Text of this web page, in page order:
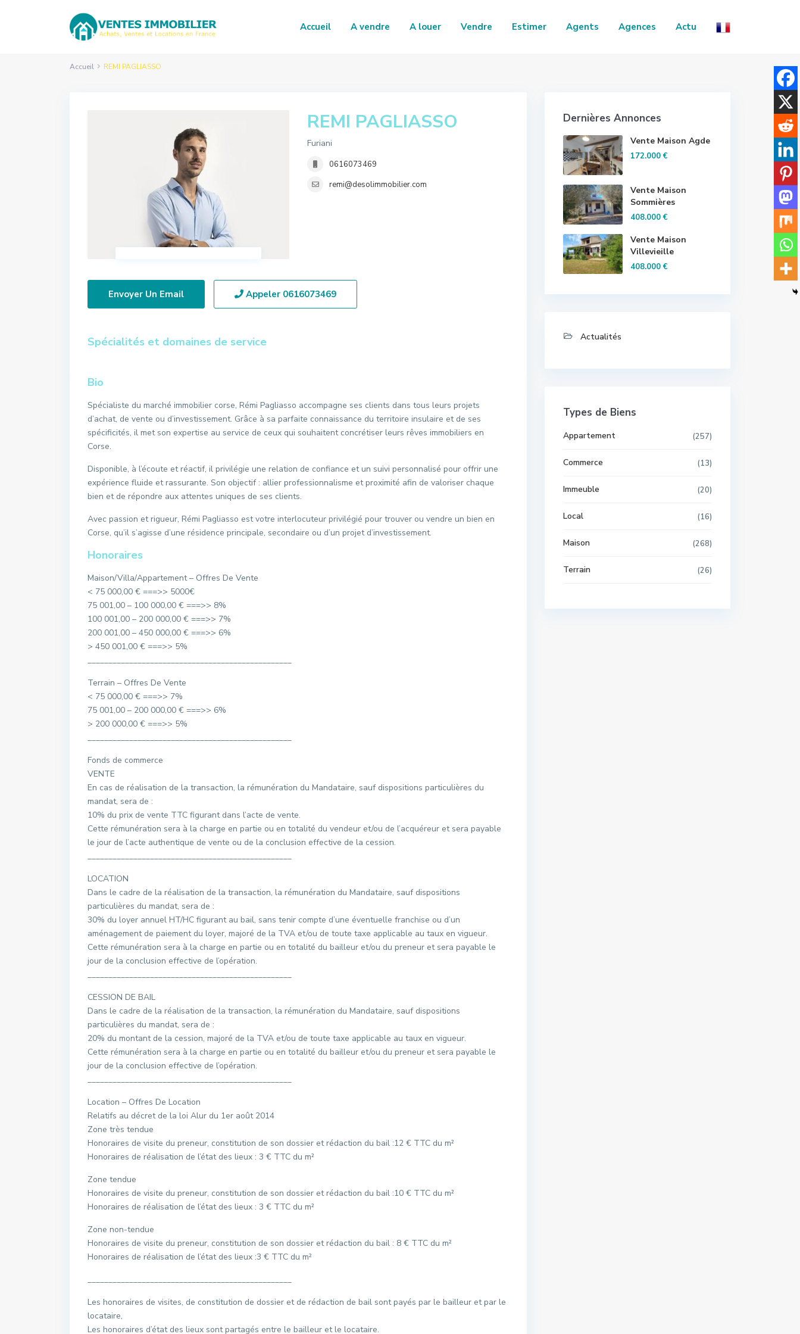
Accueil A vendre A louer Vendre Estimer Agents Agences Actu
Accueil REMI PAGLIASSO
REMI PAGLIASSO
Furiani
0616073469
remi@desolimmobilier.com
Envoyer Un Email Appeler 0616073469
Spécialités et domaines de service
Bio
Spécialiste du marché immobilier corse, Rémi Pagliasso accompagne ses clients dans tous leurs projets
d’achat, de vente ou d’investissement. Grâce à sa parfaite connaissance du territoire insulaire et de ses
spécificités, il met son expertise au service de ceux qui souhaitent concrétiser leurs rêves immobiliers en
Corse.
Disponible, à l’écoute et réactif, il privilégie une relation de confiance et un suivi personnalisé pour offrir une
expérience fluide et rassurante. Son objectif : allier professionnalisme et proximité afin de valoriser chaque
bien et de répondre aux attentes uniques de ses clients.
Avec passion et rigueur, Rémi Pagliasso est votre interlocuteur privilégié pour trouver ou vendre un bien en
Corse, qu’il s’agisse d’une résidence principale, secondaire ou d’un projet d’investissement.
Honoraires
Maison/Villa/Appartement – Offres De Vente
< 75 000,00 € ===>> 5000€
75 001,00 – 100 000,00 € ===>> 8%
100 001,00 – 200 000,00 € ===>> 7%
200 001,00 – 450 000,00 € ===>> 6%
> 450 001,00 € ===>> 5%
_________________________________________________
Terrain – Offres De Vente
< 75 000,00 € ===>> 7%
75 001,00 – 200 000,00 € ===>> 6%
> 200 000,00 € ===>> 5%
_________________________________________________
Fonds de commerce
VENTE
En cas de réalisation de la transaction, la rémunération du Mandataire, sauf dispositions particulières du
mandat, sera de :
10% du prix de vente TTC figurant dans l’acte de vente.
Cette rémunération sera à la charge en partie ou en totalité du vendeur et/ou de l’acquéreur et sera payable
le jour de l’acte authentique de vente ou de la conclusion effective de la cession.
_________________________________________________
LOCATION
Dans le cadre de la réalisation de la transaction, la rémunération du Mandataire, sauf dispositions
particulières du mandat, sera de :
30% du loyer annuel HT/HC figurant au bail, sans tenir compte d’une éventuelle franchise ou d’un
aménagement de paiement du loyer, majoré de la TVA et/ou de toute taxe applicable au taux en vigueur.
Cette rémunération sera à la charge en partie ou en totalité du bailleur et/ou du preneur et sera payable le
jour de la conclusion effective de l’opération.
_________________________________________________
CESSION DE BAIL
Dans le cadre de la réalisation de la transaction, la rémunération du Mandataire, sauf dispositions
particulières du mandat, sera de :
20% du montant de la cession, majoré de la TVA et/ou de toute taxe applicable au taux en vigueur.
Cette rémunération sera à la charge en partie ou en totalité du bailleur et/ou du preneur et sera payable le
jour de la conclusion effective de l’opération.
_________________________________________________
Location – Offres De Location
Relatifs au décret de la loi Alur du 1er août 2014
Zone très tendue
Honoraires de visite du preneur, constitution de son dossier et rédaction du bail :12 € TTC du m²
Honoraires de réalisation de l’état des lieux : 3 € TTC du m²
Zone tendue
Honoraires de visite du preneur, constitution de son dossier et rédaction du bail :10 € TTC du m²
Honoraires de réalisation de l’état des lieux : 3 € TTC du m²
Zone non-tendue
Honoraires de visite du preneur, constitution de son dossier et rédaction du bail : 8 € TTC du m²
Honoraires de réalisation de l’état des lieux :3 € TTC du m²
_________________________________________________
Les honoraires de visites, de constitution de dossier et de rédaction de bail sont payés par le bailleur et par le
locataire,
Les honoraires d’état des lieux sont partagés entre le bailleur et le locataire.
Dernières Annonces
Vente Maison Agde
172.000 €
Vente Maison
Sommières
408.000 €
Vente Maison
Villevieille
408.000 €
Actualités
Types de Biens
Appartement (257)
Commerce (13)
Immeuble (20)
Local (16)
Maison (268)
Terrain (26)